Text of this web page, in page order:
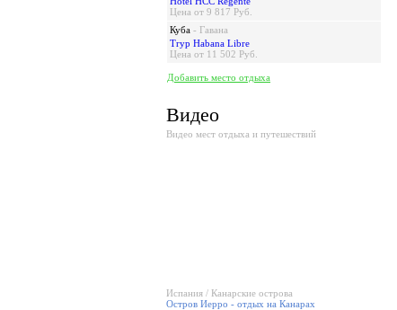
Цена от 9 817 Руб.
Куба - Гавана
Tryp Habana Libre
Цена от 11 502 Руб.
Добавить место отдыха
Видео
Видео мест отдыха и путешествий
Испания / Канарские острова
Остров Иерро - отдых на Канарах